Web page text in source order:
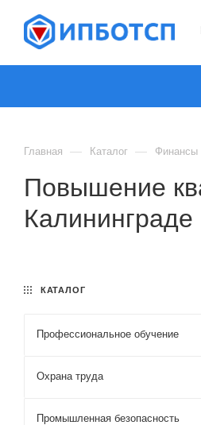
Главная — Каталог — Финансы
Повышение
Калининграде
КАТАЛОГ
Профессиональное обучение
Охрана труда
Промышленная безопасность